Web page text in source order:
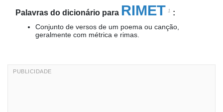
Palavras do dicionário para RIMET 1 :
Conjunto de versos de um poema ou canção,
geralmente com métrica e rimas.